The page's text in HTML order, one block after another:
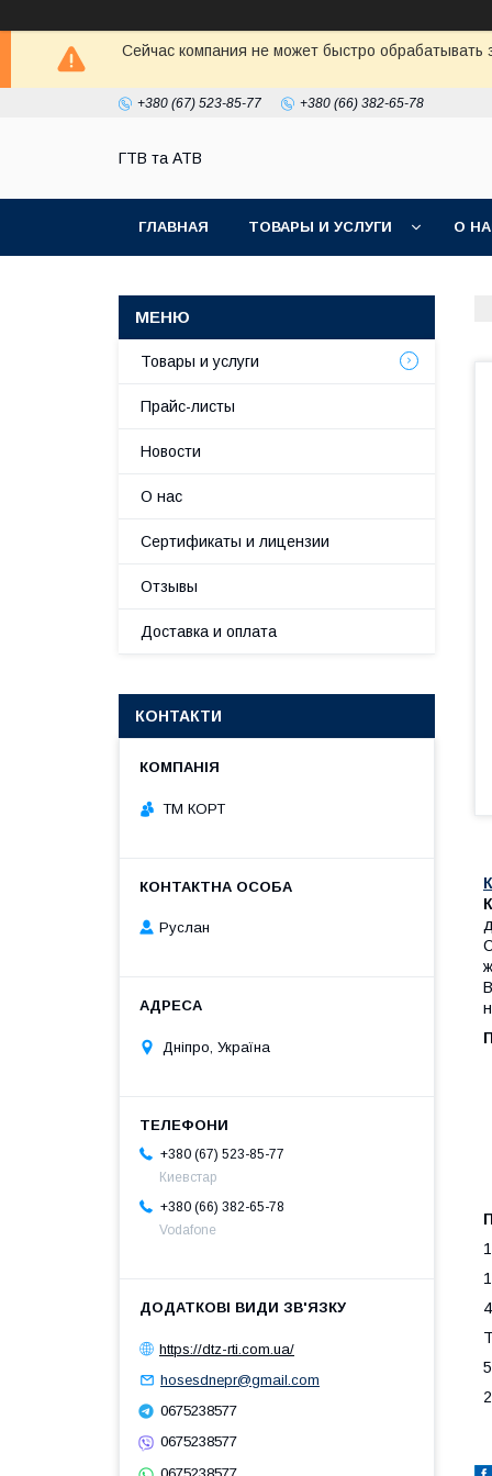
Сейчас компания не может быстро
+380 (67) 523-85-77 +380 (66) 382-65-78
ГТВ та АТВ
ГЛАВНАЯ ТОВАРЫ И УСЛУГИ О
Товары и услуги
Прайс-листы
Новости
О нас
Сертификаты и лицензии
Отзывы
Доставка и оплата
КОНТАКТИ
ТМ КОРТ
Руслан
Дніпро, Україна
+380 (67) 523-85-77
Киевстар
+380 (66) 382-65-78
Vodafone
https://dtz-rti.com.ua/
hosesdnepr@gmail.com
0675238577
0675238577